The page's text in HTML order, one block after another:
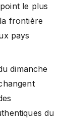
le plus
frontière
pays
dimanche
du